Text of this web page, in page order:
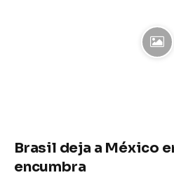
Brasil deja a México
encumbra